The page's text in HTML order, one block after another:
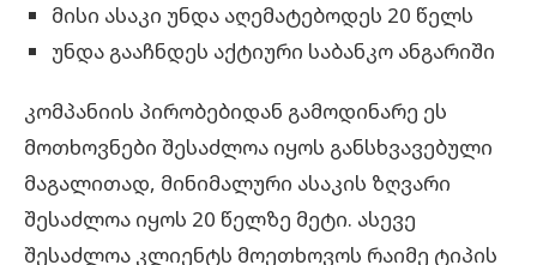
მისი ასაკი უნდა აღემატებოდეს 20 წელს
უნდა გააჩნდეს აქტიური საბანკო ანგარიში
კომპანიის პირობებიდან გამოდინარე ეს
მოთხოვნები შესაძლოა იყოს განსხვავებული
მაგალითად, მინიმალური ასაკის ზღვარი
შესაძლოა იყოს 20 წელზე მეტი. ასევე
შესაძლოა კლიენტს მოეთხოვოს რაიმე ტიპის